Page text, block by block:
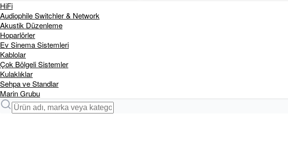
HiFi
Audiophile Switchler & Network
Akustik Düzenleme
Hoparlörler
Ev Sinema Sistemleri
Kablolar
Çok Bölgeli Sistemler
Kulaklıklar
Sehpa ve Standlar
Marin Grubu